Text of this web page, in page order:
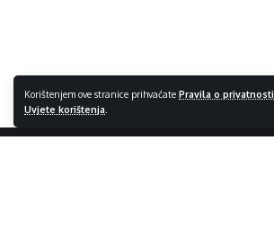
Korištenjem ove stranice prihvaćate Pravila o privatnosti
Uvjete korištenja